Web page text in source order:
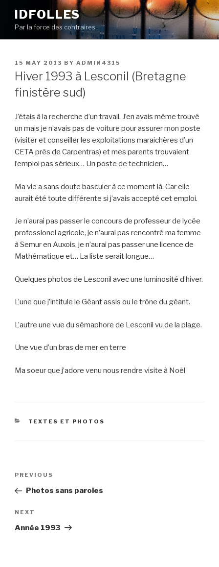
content
IDFOLLES
Par la force des contraires
POSTED
ON
15 MAY 2013 BY ADMIN4315
Hiver 1993 à Lesconil (Bretagne
finistère sud)
J’étais à la recherche d’un travail. J’en avais même trouvé
un mais je n’avais pas de voiture pour assurer mon poste
(visiter et conseiller les exploitations maraichères d’un
CETA près de Carpentras) et mes parents trouvaient
l’emploi pas sérieux… Un poste de technicien…
Ma vie a sans doute basculer à ce moment là. Car elle
aurait été toute différente si j’avais accepté cet emploi.
Je n’aurai pas passer le concours de professeur de lycée
professionel agricole, je n’aurai pas rencontré ma femme
à Semur en Auxois, je n’aurai pas passer une licence de
Mathématique et… La liste serait longue…
Quelques photos de Lesconil avec une luminosité d’hiver.
L’une que j’intitule le Géant assis ou le trône du géant.
L’autre une vue du sémaphore de Lesconil vu de la plage.
Une vue d’un bras de mer en terre
Ma soeur que j’adore venu nous rendre visite à Noël
CATEGORIES
TEXTES ET PHOTOS
Previous
Post
PREVIOUS
Photos sans paroles
Next
Post
NEXT
Année 1993